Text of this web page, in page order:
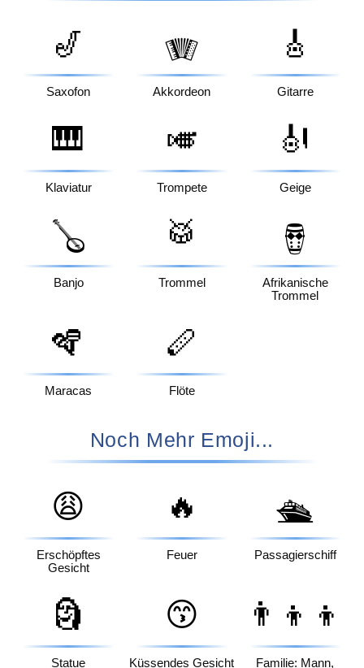
🎷
Saxofon
🪗
Akkordeon
🎸
Gitarre
🎹
Klaviatur
🎺
Trompete
🎻
Geige
🪕
Banjo
🥁
Trommel
🪘
Afrikanische
Trommel
🪇
Maracas
🪈
Flöte
Noch Mehr Emoji...
😩
Erschöpftes
Gesicht
🔥
Feuer
🛳️
Passagierschiff
🗿
Statue
😙
Küssendes Gesicht
👨‍👦‍👦
Familie: Mann,